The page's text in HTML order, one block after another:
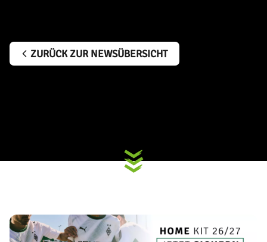
ZURÜCK ZUR NEWSÜBERSICHT